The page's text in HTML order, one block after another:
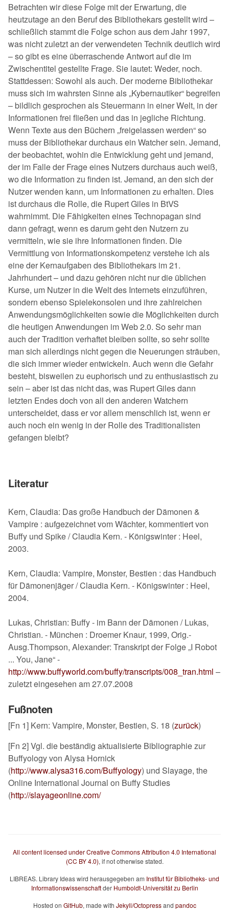
Betrachten wir diese Folge mit der Erwartung, die
heutzutage an den Beruf des Bibliothekars gestellt wird –
schließlich stammt die Folge schon aus dem Jahr 1997,
was nicht zuletzt an der verwendeten Technik deutlich wird
– so gibt es eine überraschende Antwort auf die im
Zwischentitel gestellte Frage. Sie lautet: Weder, noch.
Stattdessen: Sowohl als auch. Der moderne Bibliothekar
muss sich im wahrsten Sinne als „Kybernautiker“ begreifen
– bildlich gesprochen als Steuermann in einer Welt, in der
Informationen frei fließen und das in jegliche Richtung.
Wenn Texte aus den Büchern „freigelassen werden“ so
muss der Bibliothekar durchaus ein Watcher sein. Jemand,
der beobachtet, wohin die Entwicklung geht und jemand,
der im Falle der Frage eines Nutzers durchaus auch weiß,
wo die Information zu finden ist. Jemand, an den sich der
Nutzer wenden kann, um Informationen zu erhalten. Dies
ist durchaus die Rolle, die Rupert Giles in BtVS
wahrnimmt. Die Fähigkeiten eines Technopagan sind
dann gefragt, wenn es darum geht den Nutzern zu
vermitteln, wie sie ihre Informationen finden. Die
Vermittlung von Informationskompetenz verstehe ich als
eine der Kernaufgaben des Bibliothekars im 21.
Jahrhundert – und dazu gehören nicht nur die üblichen
Kurse, um Nutzer in die Welt des Internets einzuführen,
sondern ebenso Spielekonsolen und ihre zahlreichen
Anwendungsmöglichkeiten sowie die Möglichkeiten durch
die heutigen Anwendungen im Web 2.0. So sehr man
auch der Tradition verhaftet bleiben sollte, so sehr sollte
man sich allerdings nicht gegen die Neuerungen sträuben,
die sich immer wieder entwickeln. Auch wenn die Gefahr
besteht, bisweilen zu euphorisch und zu enthusiastisch zu
sein – aber ist das nicht das, was Rupert Giles dann
letzten Endes doch von all den anderen Watchern
unterscheidet, dass er vor allem menschlich ist, wenn er
auch noch ein wenig in der Rolle des Traditionalisten
gefangen bleibt?
Literatur
Kern, Claudia: Das große Handbuch der Dämonen &
Vampire : aufgezeichnet vom Wächter, kommentiert von
Buffy und Spike / Claudia Kern. - Königswinter : Heel,
2003.
Kern, Claudia: Vampire, Monster, Bestien : das Handbuch
für Dämonenjäger / Claudia Kern. - Königswinter : Heel,
2004.
Lukas, Christian: Buffy - im Bann der Dämonen / Lukas,
Christian. - München : Droemer Knaur, 1999, Orig.-
Ausg.Thompson, Alexander: Transkript der Folge „I Robot
... You, Jane“ -
http://www.buffyworld.com/buffy/transcripts/008_tran.html –
zuletzt eingesehen am 27.07.2008
Fußnoten
[Fn 1] Kern: Vampire, Monster, Bestien, S. 18 (zurück)
[Fn 2] Vgl. die beständig aktualisierte Bibliographie zur
Buffyology von Alysa Hornick
(http://www.alysa316.com/Buffyology) und Slayage, the
Online International Journal on Buffy Studies
(http://slayageonline.com/
All content licensed under Creative Commons Attribution 4.0 International
(CC BY 4.0), if not otherwise stated.
LIBREAS. Library Ideas wird herausgegeben am Institut für Bibliotheks- und
Informationswissenschaftder Humboldt-Universität zu Berlin
Hosted on GitHub, made with Jekyll/Octopressand pandoc